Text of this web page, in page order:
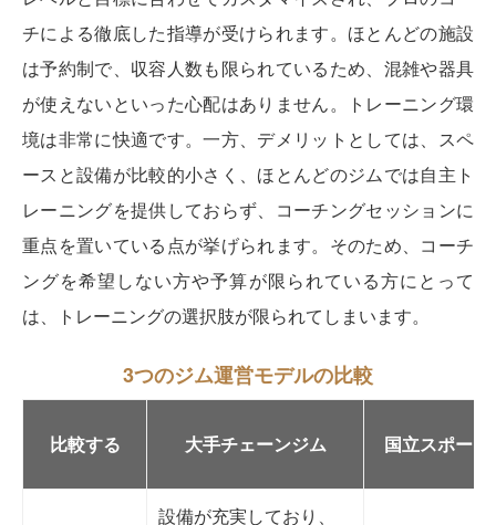
チによる徹底した指導が受けられます。ほとんどの施設
は予約制で、収容人数も限られているため、混雑や器具
が使えないといった心配はありません。トレーニング環
境は非常に快適です。一方、デメリットとしては、スペ
ースと設備が比較的小さく、ほとんどのジムでは自主ト
レーニングを提供しておらず、コーチングセッションに
重点を置いている点が挙げられます。そのため、コーチ
ングを希望しない方や予算が限られている方にとって
は、トレーニングの選択肢が限られてしまいます。
3つのジム運営モデルの比較
比較する 大手チェーンジム 国立スポー
設備が充実しており、